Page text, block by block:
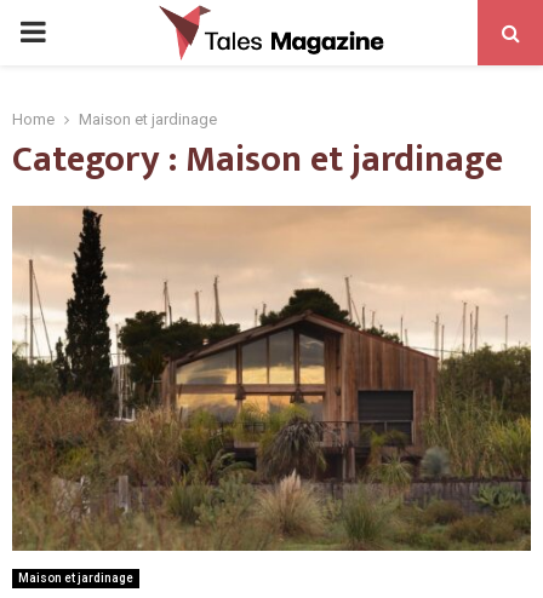
PRIMARY
Home Maison et jardinage
Category : Maison et jardinage
Maison et jardinage